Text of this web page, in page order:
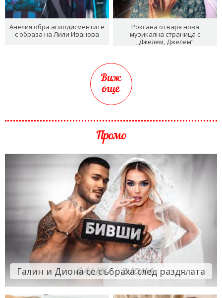
Анелия обра аплодисментите
с образа на Лили Иванова
Роксана отваря нова
музикална страница с
„Джелем, Джелем“
Виж
още
Промо
Галин и Диона се събраха след раздялата